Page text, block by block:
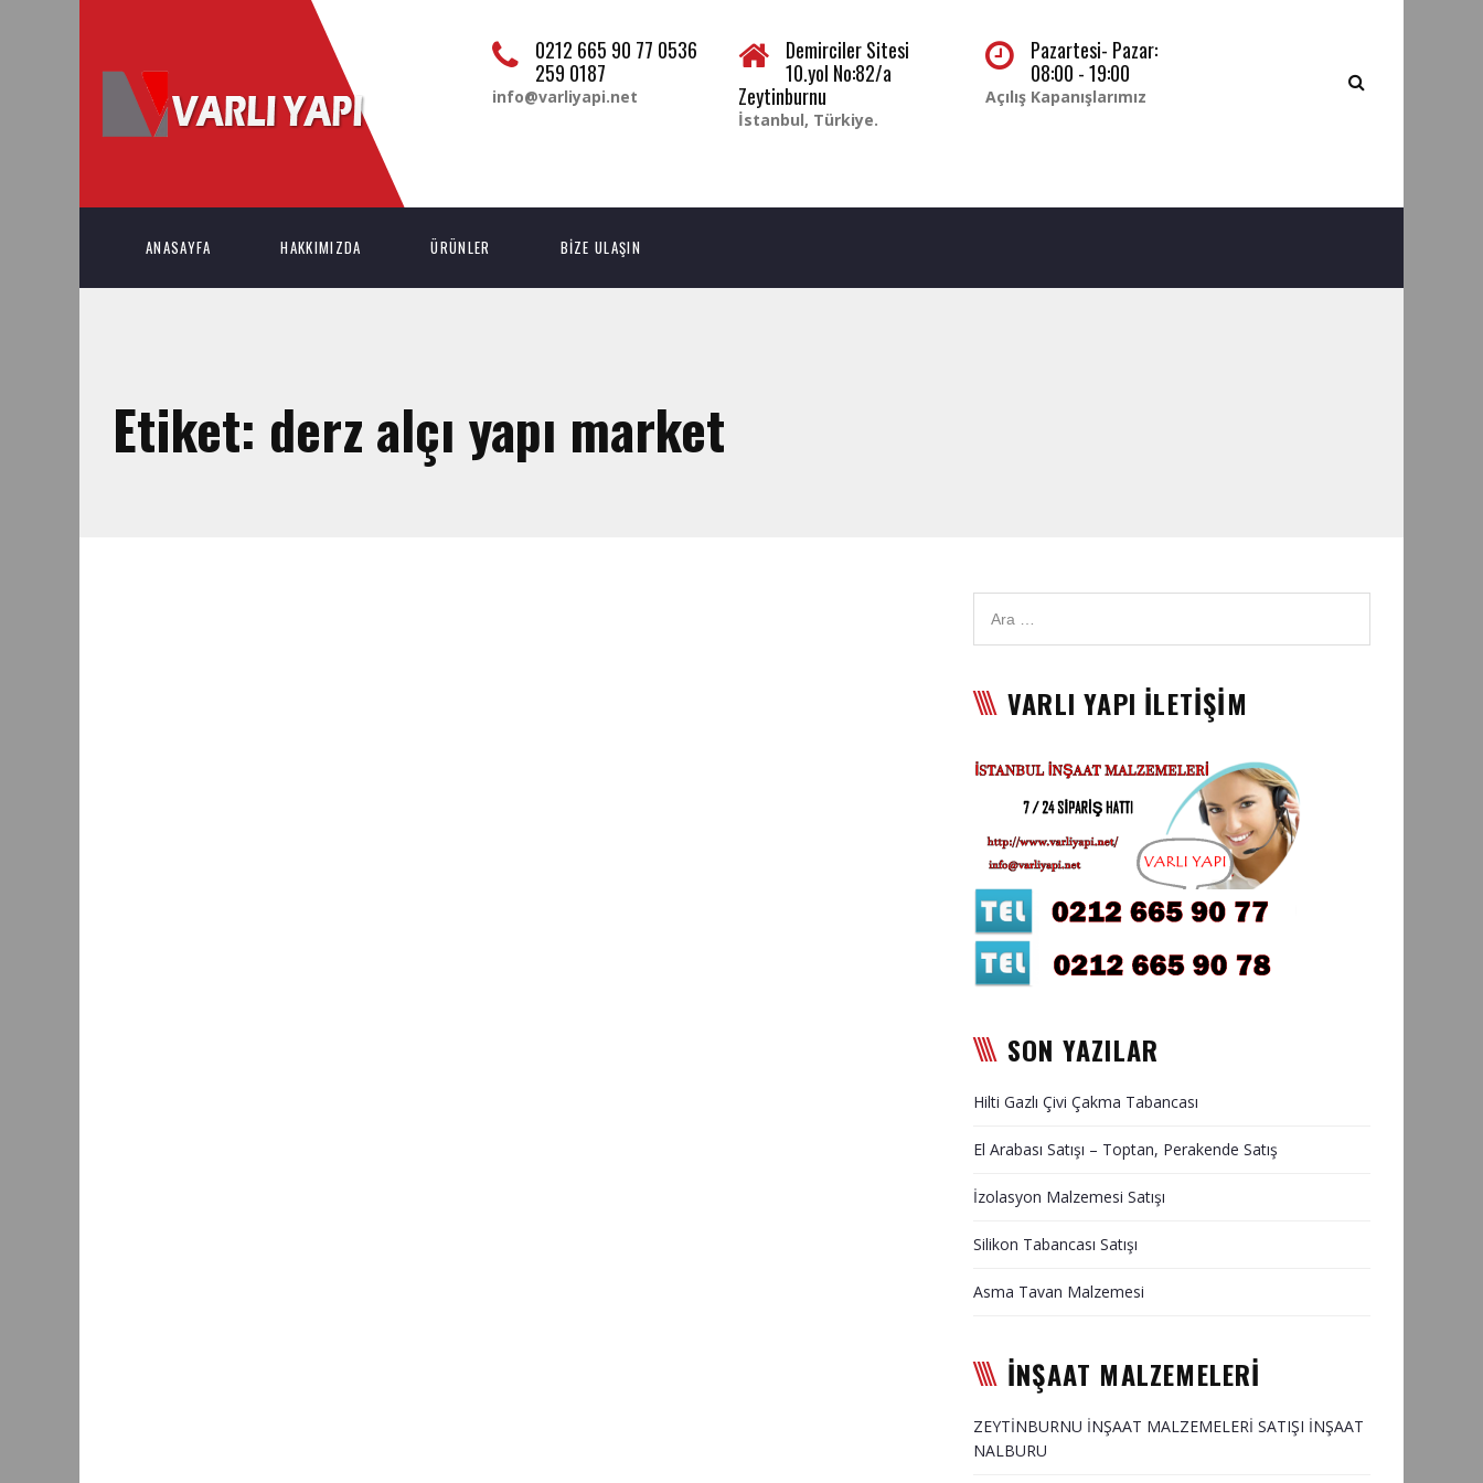
0212 665 90 77 0536
259 0187
info@varliyapi.net
Demirciler Sitesi
10.yol No:82/a
Zeytinburnu
İstanbul, Türkiye.
Pazartesi- Pazar:
08:00 - 19:00
Açılış Kapanışlarımız
ANASAYFA HAKKIMIZDA ÜRÜNLER BİZE ULAŞIN
Etiket: derz alçı yapı market
VARLI YAPI İLETİŞİM
SON YAZILAR
Hilti Gazlı Çivi Çakma Tabancası
El Arabası Satışı – Toptan, Perakende Satış
İzolasyon Malzemesi Satışı
Silikon Tabancası Satışı
Asma Tavan Malzemesi
İNŞAAT MALZEMELERİ
ZEYTİNBURNU İNŞAAT MALZEMELERİ SATIŞI İNŞAAT
NALBURU